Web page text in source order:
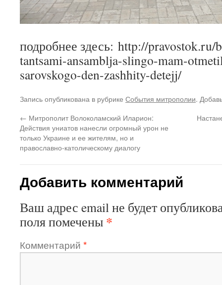
подробнее здесь: http://
tantsami-ansamblja-slingo-mam-
sarovskogo-den-zashhity-detejj/
Запись опубликована в рубрике События митрополии.
← Митрополит Волоколамский Иларион:
Действия униатов нанесли огромный урон не
только Украине и ее жителям, но и
православно-католическому диалогу
Добавить комментарий
Ваш адрес email не будет
поля помечены *
Комментарий *